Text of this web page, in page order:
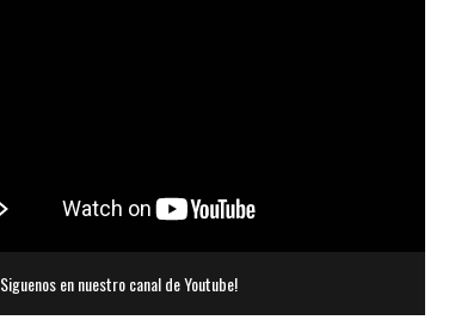
Siguenos en nuestro canal de Youtube!